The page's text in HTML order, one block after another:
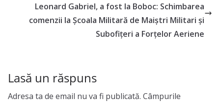
Leonard Gabriel, a fost la Boboc: Schimbarea
comenzii la Școala Militară de Maiștri Militari și
Subofițeri a Forțelor Aeriene
Lasă un răspuns
Adresa ta de email nu va fi publicată. Câmpurile